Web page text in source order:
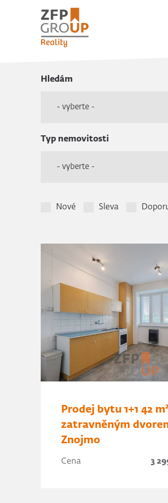
Hledám
- vyberte -
Typ nemovitosti
- vyberte -
Nové Sleva
Prodej bytu 1+1 42
zatravněným
Znojmo
Cena 3